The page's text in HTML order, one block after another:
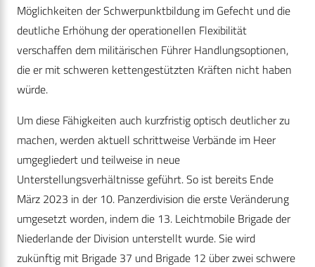
Möglichkeiten der Schwerpunktbildung im Gefecht und die
deutliche Erhöhung der operationellen Flexibilität
verschaffen dem militärischen Führer Handlungsoptionen,
die er mit schweren kettengestützten Kräften nicht haben
würde.
Um diese Fähigkeiten auch kurzfristig optisch deutlicher zu
machen, werden aktuell schrittweise Verbände im Heer
umgegliedert und teilweise in neue
Unterstellungsverhältnisse geführt. So ist bereits Ende
März 2023 in der 10. Panzerdivision die erste Veränderung
umgesetzt worden, indem die 13. Leichtmobile Brigade der
Niederlande der Division unterstellt wurde. Sie wird
zukünftig mit Brigade 37 und Brigade 12 über zwei schwere